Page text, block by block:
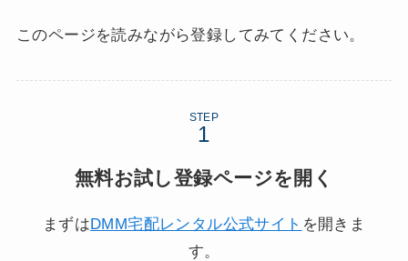
このページを読みながら登録してみてください。
STEP
無料お試し登録ページを開く
まずはDMM宅配レンタル公式サイト を開きま
す。